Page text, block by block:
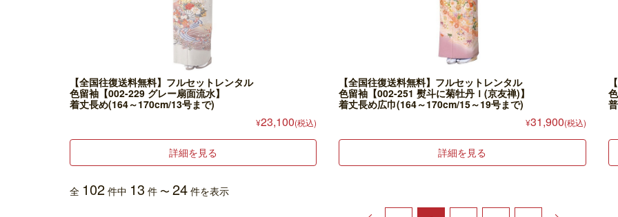
【全国往復送料無料】フルセットレンタル
色留袖【002-229 グレー扇面流水】
着丈長め(164～170cm/13号まで)
¥23,100(税込)
詳細を見る
【全国往復送料無料】フルセットレンタル
色留袖【002-251 熨斗に菊牡丹Ｉ(京友禅)】
着丈長め広巾(164～170cm/15～19号まで)
¥31,900(税込)
詳細を見る
全 102 件中 13 件 〜 24 件を表示